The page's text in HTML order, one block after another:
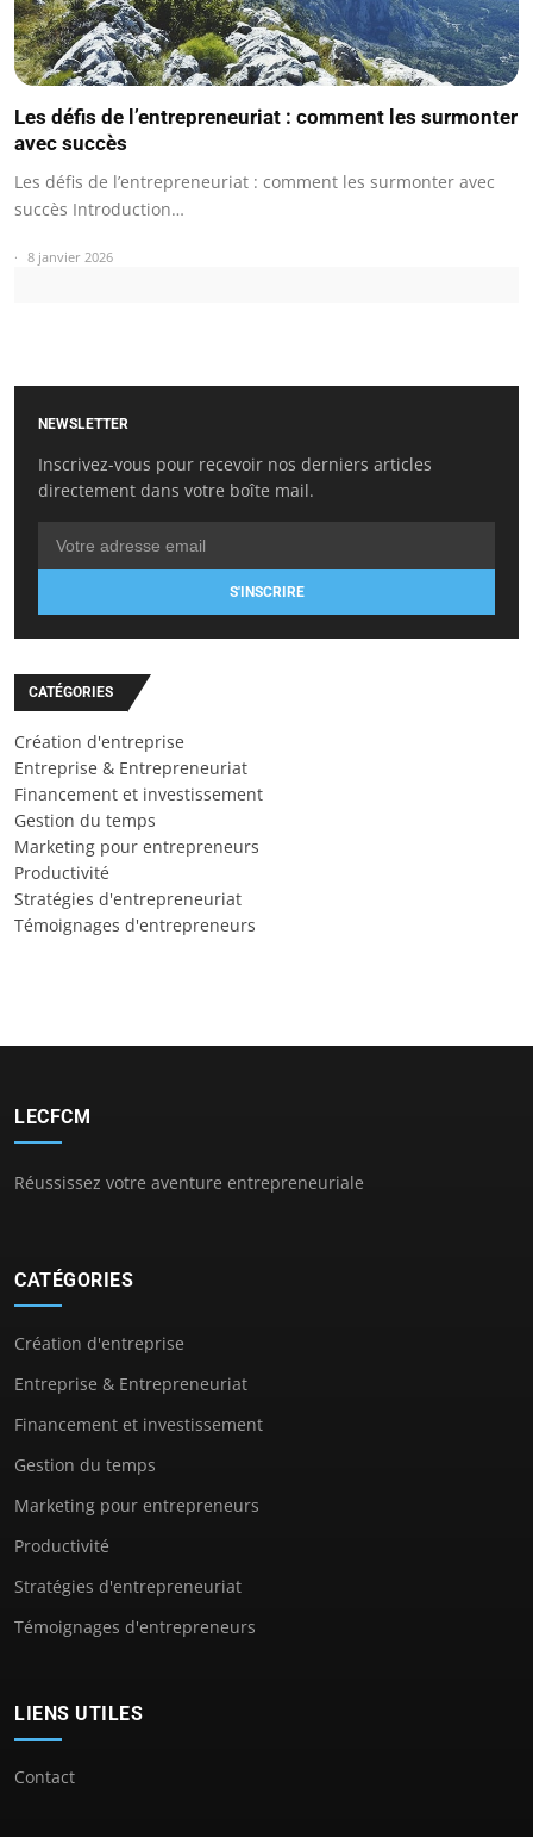
Les défis de l’entrepreneuriat : comment les surmonter
avec succès
Les défis de l’entrepreneuriat : comment les surmonter avec
succès Introduction…
8 janvier 2026
NEWSLETTER
Inscrivez-vous pour recevoir nos derniers articles
directement dans votre boîte mail.
S'INSCRIRE
CATÉGORIES
Création d'entreprise
Entreprise & Entrepreneuriat
Financement et investissement
Gestion du temps
Marketing pour entrepreneurs
Productivité
Stratégies d'entrepreneuriat
Témoignages d'entrepreneurs
LECFCM
Réussissez votre aventure entrepreneuriale
CATÉGORIES
Création d'entreprise
Entreprise & Entrepreneuriat
Financement et investissement
Gestion du temps
Marketing pour entrepreneurs
Productivité
Stratégies d'entrepreneuriat
Témoignages d'entrepreneurs
LIENS UTILES
Contact